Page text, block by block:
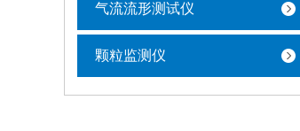
气流流形测试仪
颗粒监测仪